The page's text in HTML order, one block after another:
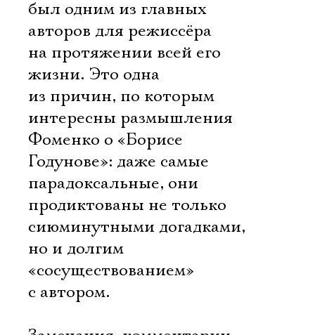
был одним из главных
авторов для режиссёра
на протяжении всей его
жизни. Это одна
из причин, по которым
интересны размышления
Фоменко о «Борисе
Годунове»: даже самые
парадоксальные, они
продиктованы не только
сиюминутными догадками,
но и долгим
«сосуществованием»
с автором.